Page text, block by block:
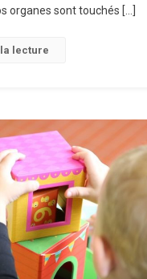
Sur
organes sont touchés […]
lecture